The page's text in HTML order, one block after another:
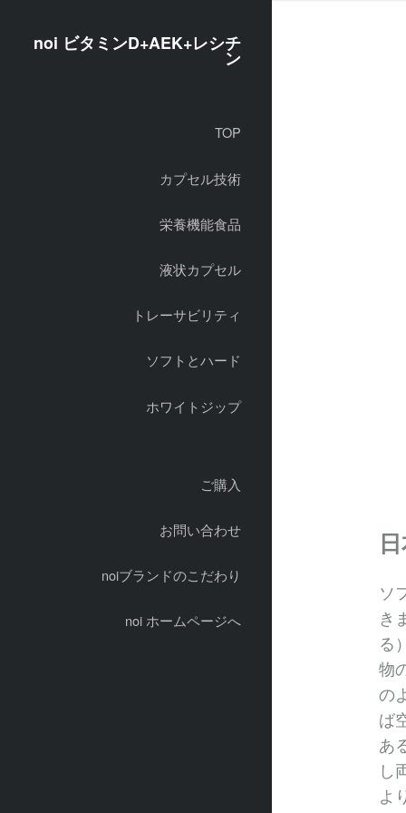
noi ビタミンD+AEK+レシチ
ン
TOP
カプセル技術
栄養機能食品
液状カプセル
トレーサビリティ
ソフトとハード
ホワイトジップ
ご購入
お問い合わせ
noiブランドのこだわり
noi ホームページへ
ソ
き
る
物
の
ば
あ
し
よ